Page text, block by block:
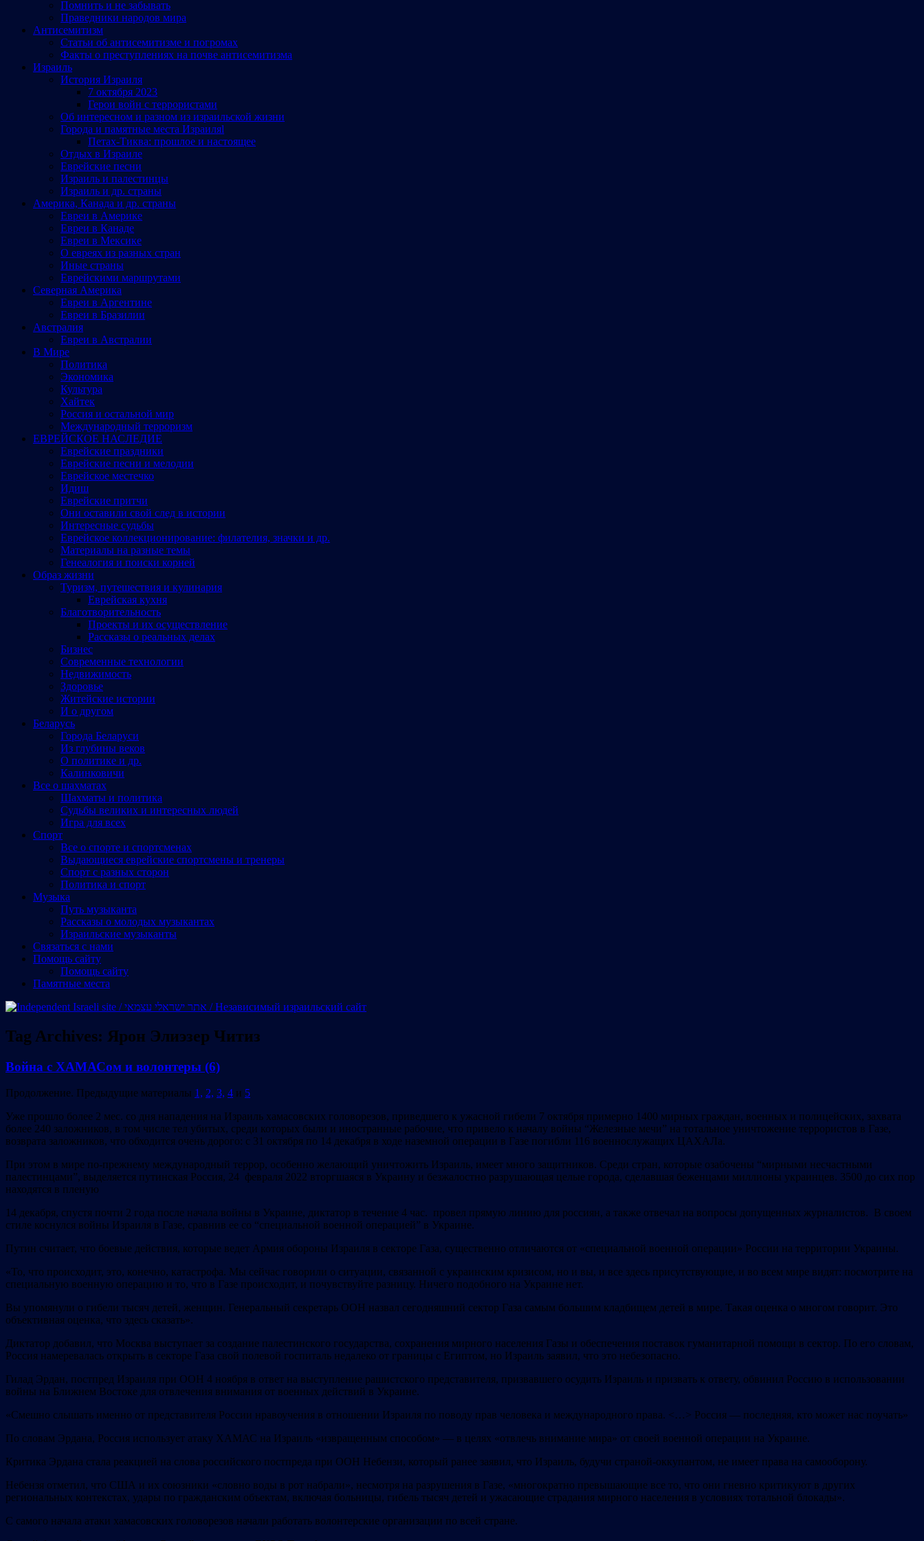
Помнить и не забывать
Праведники народов мира
Антисемитизм
Статьи об антисемитизме и погромах
Факты о преступлениях на почве антисемитизма
Израиль
История Израиля
7 октября 2023
Герои войн с террористами
Об интересном и разном из израильской жизни
Города и памятные места Израиляl
Петах-Тиква: прошлое и настоящее
Отдых в Израиле
Еврейские песни
Израиль и палестинцы
Израиль и др. страны
Америка, Канада и др. страны
Евреи в Америке
Евреи в Канаде
Евреи в Мексике
О евреях из разных стран
Иные страны
Еврейскими маршрутами
Северная Америка
Евреи в Аргентине
Евреи в Бразилии
Австралия
Евреи в Австралии
В Мире
Политика
Экономика
Культура
Хайтек
Россия и остальной мир
Международный терроризм
ЕВРЕЙСКОЕ НАСЛЕДИЕ
Еврейские праздники
Еврейские песни и мелодии
Еврейское местечко
Идиш
Еврейские притчи
Они оставили свой след в истории
Интересные судьбы
Еврейское коллекционирование: филателия, значки и др.
Материалы на разные темы
Генеалогия и поиски корней
Образ жизни
Туризм, путешествия и кулинария
Еврейская кухня
Благотворительность
Проекты и их осуществление
Рассказы о реальных делах
Бизнес
Современные технологии
Недвижимость
Здоровье
Житейские истории
И о другом
Беларусь
Города Беларуси
Из глубины веков
О политике и др.
Калинковичи
Все о шахматах
Шахматы и политика
Судьбы великих и интересных людей
Игра для всех
Спорт
Все о спорте и спортсменах
Выдающиеся еврейские спортсмены и тренеры
Спорт с разных сторон
Политика и спорт
Музыка
Путь музыканта
Рассказы о молодых музыкантах
Израильские музыканты
Cвязаться с нами
Помощь сайту
Помощь сайту
Памятные места
Tag Archives: Ярон Элиэзер Читиз
Война с ХАМАСом и волонтеры (6)
Продолжение. Предыдущие материалы 1, 2, 3, 4 и 5
Уже прошло более 2 мес. со дня нападения на Израиль хамасовских головорезов, приведшего к ужасной гибели 7 октября примерно 1400 мирных граждан, военных и полицейских, захвата
более 240 заложников, в том числе тел убитых, среди которых были и иностранные рабочие, что привело к началу войны “Железные мечи” на тотальное уничтожение террористов в Газе,
возврата заложников, что обходится очень дорого: с 31 октября по 14 декабря в ходе наземной операции в Газе погибли 116 военнослужащих ЦАХАЛа.
При этом в мире по-прежнему международный террор, особенно желающий уничтожить Израиль, имеет много защитников. Среди стран, которые озабочены “мирными несчастными
палестинцами”, выделяется путинская Россия, 24 февраля 2022 вторгшаяся в Украину и безжалостно разрушающая целые города, сделавшая беженцами миллионы украинцев. 3500 до сих пор
находятся в пленую
14 декабря, спустя почти 2 года после начала войны в Украине, диктатор в течение 4 час. провел прямую линию для россиян, а также отвечал на вопросы допущенных журналистов. В своем
стиле коснулся войны Израиля в Газе, сравнив ее со “специальной военной операцией” в Украине.
Путин считает, что боевые действия, которые ведет Армия обороны Израиля в секторе Газа, существенно отличаются от «специальной военной операции» России на территории Украины.
«То, что происходит, это, конечно, катастрофа. Мы сейчас говорили о ситуации, связанной с украинским кризисом, но и вы, и все здесь присутствующие, и во всем мире видят: посмотрите на
специальную военную операцию и то, что в Газе происходит, и почувствуйте разницу. Ничего подобного на Украине нет.
Вы упомянули о гибели тысяч детей, женщин. Генеральный секретарь ООН назвал сегодняшний сектор Газа самым большим кладбищем детей в мире. Такая оценка о многом говорит. Это
объективная оценка, что здесь сказать».
Диктатор добавил, что Москва выступает за создание палестинского государства, сохранения мирного населения Газы и обеспечения поставок гуманитарной помощи в сектор. По его словам,
Россия намеревалась открыть в секторе Газа свой полевой госпиталь недалеко от границы с Египтом, но Израиль заявил, что это небезопасно.
Гилад Эрдан, постпред Израиля при ООН 4 ноября в ответ на выступление рашистского представителя, призвавшего осудить Израиль и призвать к ответу, обвинил Россию в использовании
войны на Ближнем Востоке для отвлечения внимания от военных действий в Украине.
«Смешно слышать именно от представителя России нравоучения в отношении Израиля по поводу прав человека и международного права. <…> Россия — последняя, ​​кто может нас поучать»
По словам Эрдана, Россия использует атаку ХАМАС на Израиль «извращенным способом» — в целях «отвлечь внимание мира» от своей военной операции на Украине.
Критика Эрдана стала реакцией на слова российского постпреда при ООН Небензи, который ранее заявил, что Израиль, будучи страной-оккупантом, не имеет права на самооборону.
Небензя отметил, что США и их союзники «словно воды в рот набрали», несмотря на разрушения в Газе, «многократно превышающие все то, что они гневно критикуют в других
региональных контекстах, удары по гражданским объектам, включая больницы, гибель тысяч детей и ужасающие страдания мирного населения в условиях тотальной блокады».
С самого начала атаки хамасовских головорезов начали работать волонтерские организации по всей стране.